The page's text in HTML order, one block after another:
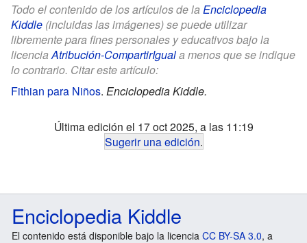
Todo el contenido de los artículos de la Enciclopedia
Kiddle (incluidas las imágenes) se puede utilizar
libremente para fines personales y educativos bajo la
licenciaAtribución-CompartirIguala menos que se indique
lo contrario. Citar este artículo:
Fithian para Niños. Enciclopedia Kiddle.
Última edición el 17 oct 2025, a las 11:19
Sugerir una edición.
Enciclopedia Kiddle
El contenido está disponible bajo la licencia CC BY-SA 3.0, a